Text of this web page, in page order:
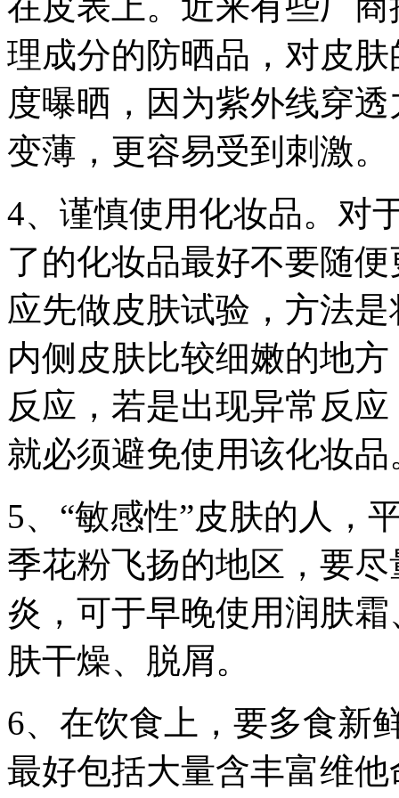
理成分的防晒品，对皮
度曝晒，因为紫外线穿
变薄，更容易受到刺激。
4、谨慎使用化妆品。对
了的化妆品最好不要随
应先做皮肤试验，方法
内侧皮肤比较细嫩的地
反应，若是出现异常反
就必须避免使用该化妆品
5、“敏感性”皮肤的人，
季花粉飞扬的地区，要
炎，可于早晚使用润肤
肤干燥、脱屑。
6、在饮食上，要多食新
最好包括大量含丰富维